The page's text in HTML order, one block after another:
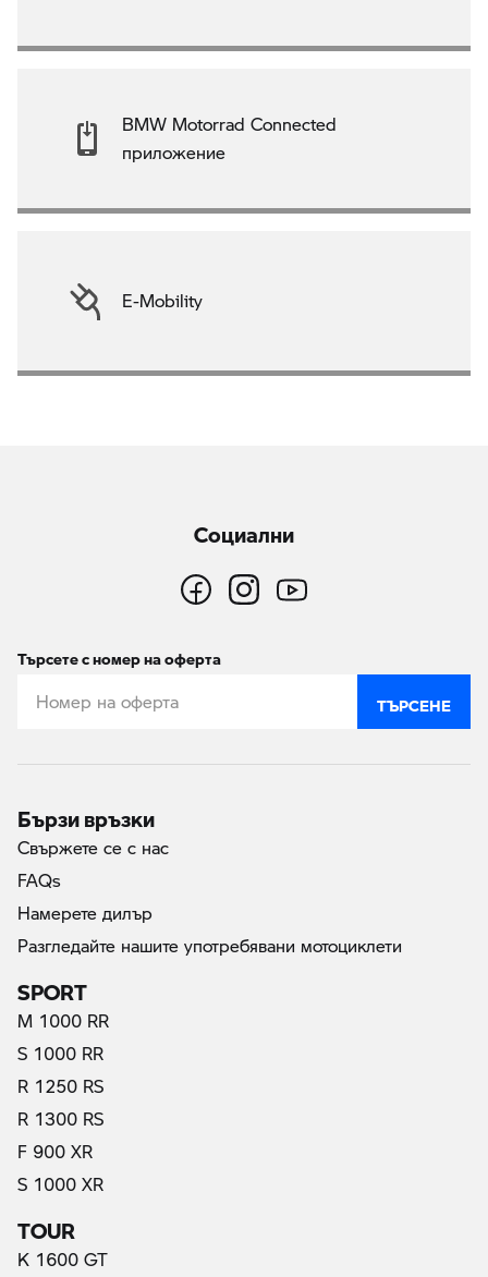
BMW Motorrad Connected
приложение
E-Mobility
Социални
Търсете с номер на оферта
ТЪРСЕНЕ
Бързи връзки
Свържете се с нас
FAQs
Намерете дилър
Разгледайте нашите употребявани мотоциклети
SPORT
M 1000 RR
S 1000 RR
R 1250 RS
R 1300 RS
F 900 XR
S 1000 XR
TOUR
K 1600 GT